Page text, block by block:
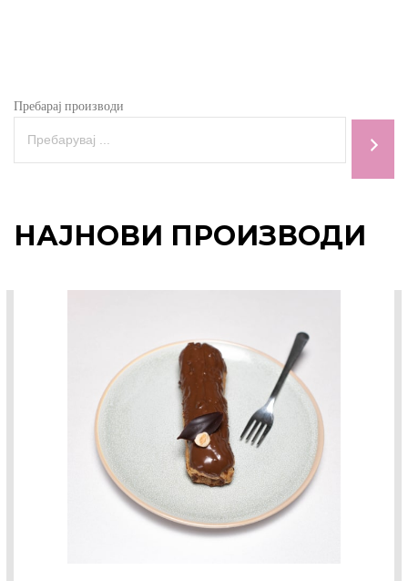
Пребарај производи
НАЈНОВИ ПРОИЗВОДИ